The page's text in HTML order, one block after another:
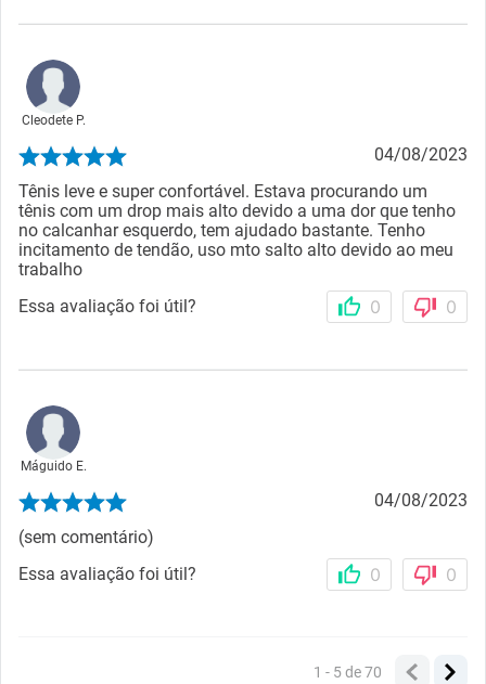
Cleodete P.
04/08/2023
Tênis leve e super confortável. Estava procurando um
tênis com um drop mais alto devido a uma dor que tenho
no calcanhar esquerdo, tem ajudado bastante. Tenho
incitamento de tendão, uso mto salto alto devido ao meu
trabalho
Essa avaliação foi útil?
0 0
Máguido E.
04/08/2023
(sem comentário)
Essa avaliação foi útil?
0 0
1 - 5de70